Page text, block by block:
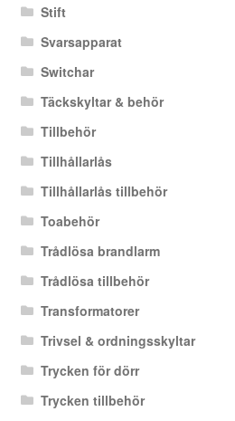
Stift
Svarsapparat
Switchar
Täckskyltar & behör
Tillbehör
Tillhållarlås
Tillhållarlås tillbehör
Toabehör
Trådlösa brandlarm
Trådlösa tillbehör
Transformatorer
Trivsel & ordningsskyltar
Trycken för dörr
Trycken tillbehör